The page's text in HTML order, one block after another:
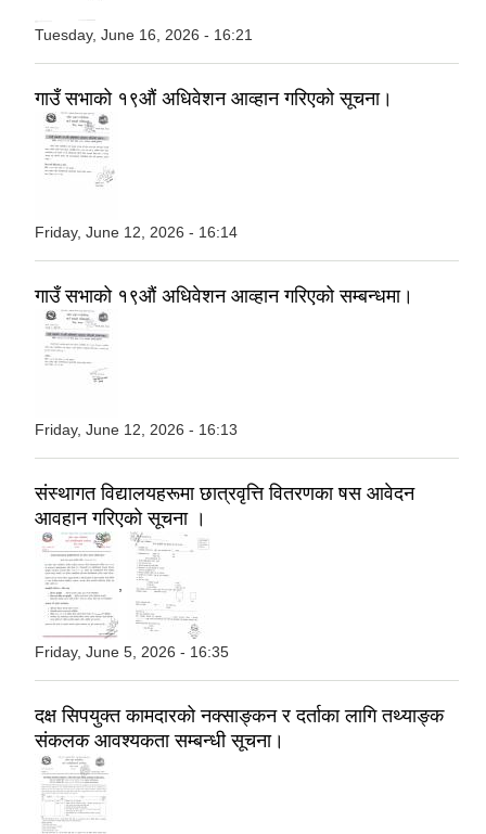
Tuesday, June 16, 2026 - 16:21
गाउँ सभाको १९औं अधिवेशन आव्हान गरिएको सूचना।
Friday, June 12, 2026 - 16:14
गाउँ सभाको १९औं अधिवेशन आव्हान गरिएको सम्बन्धमा।
Friday, June 12, 2026 - 16:13
संस्थागत विद्यालयहरूमा छात्रवृत्ति वितरणका षस आवेदन
आवहान गरिएको सूचना ।
Friday, June 5, 2026 - 16:35
दक्ष सिपयुक्‍त कामदारको नक्साङ्‍कन र दर्ताका लागि तथ्याङ्क
संकलक आवश्यकता सम्बन्धी सूचना।